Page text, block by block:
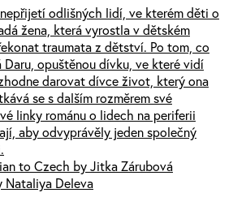
odlišných lidí, ve kterém děti o
žena, která vyrostla v dětském
traumata z dětství. Po tom, co
opuštěnou dívku, ve které vidí
darovat dívce život, který ona
se s dalším rozměrem své
linky románu o lidech na periferii
aby odvyprávěly jeden společný
to Czech by Jitka Zárubová
Nataliya Deleva